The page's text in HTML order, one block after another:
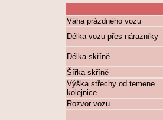
Váha prázdného vozu
Délka vozu přes nárazníky
Délka skříně
Šířka skříně
Výška střechy od temene
kolejnice
Rozvor vozu